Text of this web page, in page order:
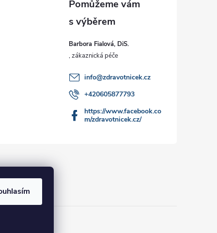
Barbora Fialová, DiS.
info@zdravotnicek.cz
+420605877793
https://www.facebook.co
m/zdravotnicek.cz/